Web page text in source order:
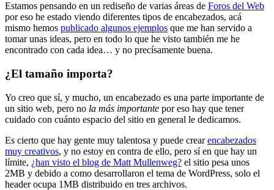
Estamos pensando en un rediseño de varias áreas de Foros del Web
por eso he estado viendo diferentes tipos de encabezados, acá
mismo hemos publicado algunos ejemplos que me han servido a
tomar unas ideas, pero en todo lo que he visto también me he
encontrado con cada idea… y no precísamente buena.
¿El tamaño importa?
Yo creo que sí, y mucho, un encabezado es una parte importante de
un sitio web, pero no la más importante por eso hay que tener
cuidado con cuánto espacio del sitio en general le dedicamos.
Es cierto que hay gente muy talentosa y puede crearencabezados
muy creativos, y no estoy en contra de ello, pero sí en que hay un
límite, ¿han visto el blog de Matt Mullenweg? el sitio pesa unos
2MB y debido a como desarrollaron el tema de WordPress, solo el
header ocupa 1MB distribuido en tres archivos.